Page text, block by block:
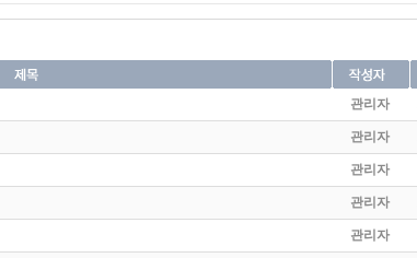
관리자
관리자
관리자
관리자
관리자